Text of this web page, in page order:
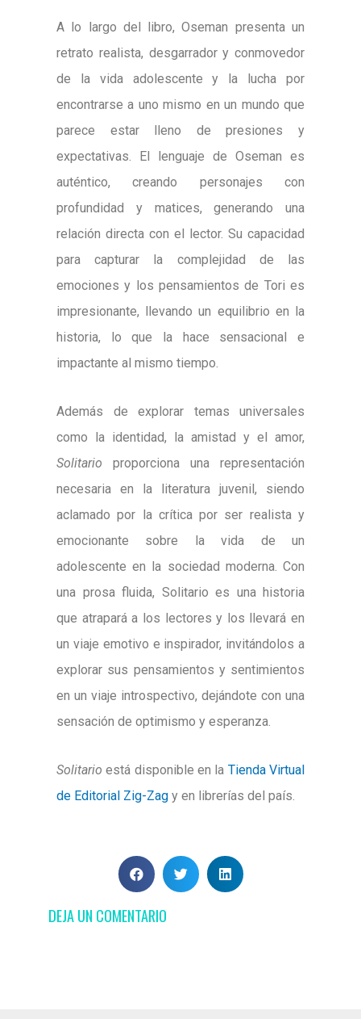
A lo largo del libro, Oseman presenta un
retrato realista, desgarrador y conmovedor
de la vida adolescente y la lucha por
encontrarse a uno mismo en un mundo que
parece estar lleno de presiones y
expectativas. El lenguaje de Oseman es
auténtico, creando personajes con
profundidad y matices, generando una
relación directa con el lector. Su capacidad
para capturar la complejidad de las
emociones y los pensamientos de Tori es
impresionante, llevando un equilibrio en la
historia, lo que la hace sensacional e
impactante al mismo tiempo.
Además de explorar temas universales
como la identidad, la amistad y el amor,
Solitario proporciona una representación
necesaria en la literatura juvenil, siendo
aclamado por la crítica por ser realista y
emocionante sobre la vida de un
adolescente en la sociedad moderna. Con
una prosa fluida, Solitario es una historia
que atrapará a los lectores y los llevará en
un viaje emotivo e inspirador, invitándolos a
explorar sus pensamientos y sentimientos
en un viaje introspectivo, dejándote con una
sensación de optimismo y esperanza.
Solitarioestá disponible en la Tienda Virtual
de Editorial Zig-Zag y en librerías del país.
DEJA UN COMENTARIO